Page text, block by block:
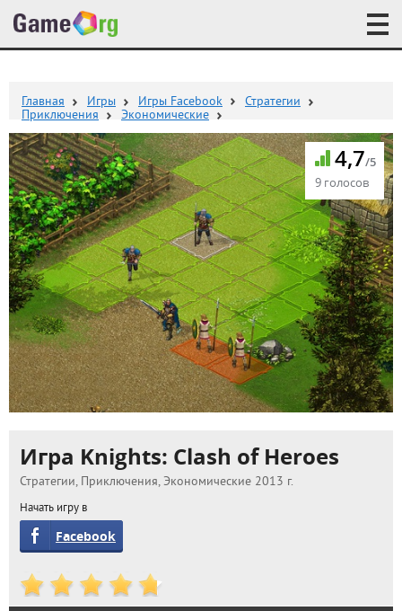
Главная Игры Игры Facebook
Стратегии
Приключения
Экономические
4,7/5
9 голосов
Игра Knights: Clash of Heroes
Стратегии, Приключения, Экономические 2013 г.
Начать игру в
Facebook